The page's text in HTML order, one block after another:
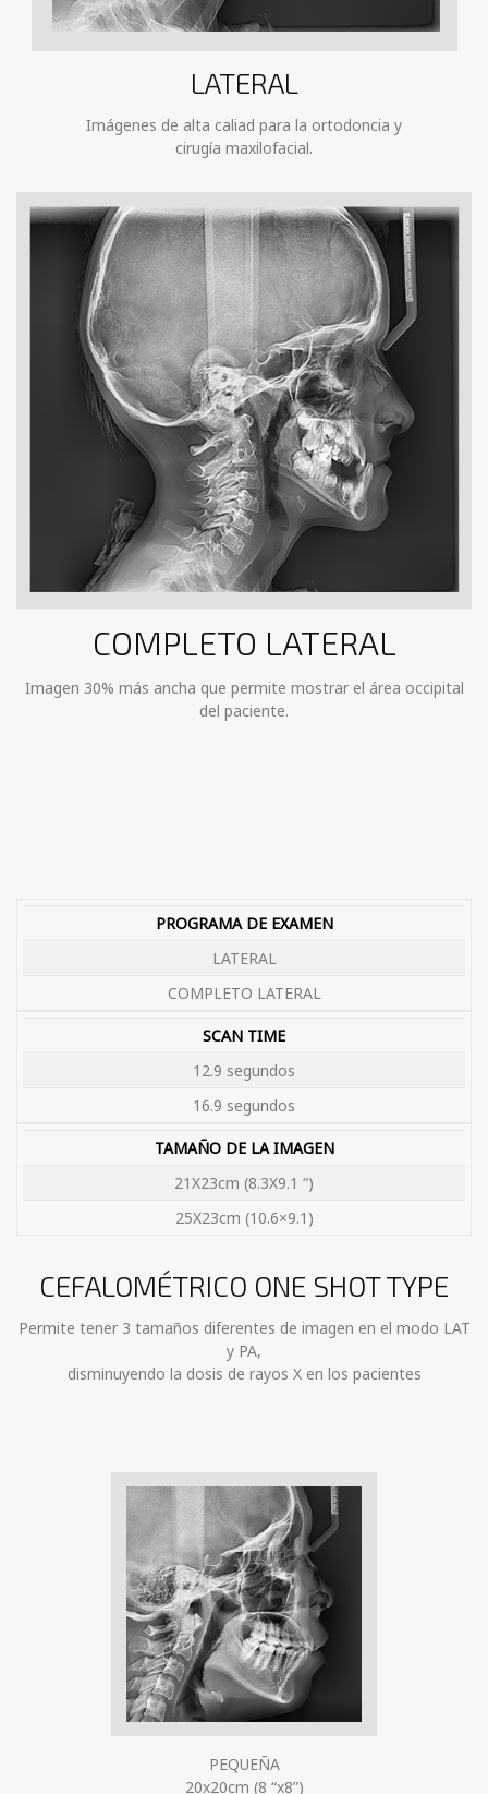
LATERAL
Imágenes de alta caliad para la ortodoncia y
cirugía maxilofacial.
COMPLETO LATERAL
Imagen 30% más ancha que permite mostrar el área occipital
del paciente.
PROGRAMA DE EXAMEN
LATERAL
COMPLETO LATERAL
SCAN TIME
12.9 segundos
16.9 segundos
TAMAÑO DE LA IMAGEN
21X23cm (8.3X9.1 “)
25X23cm (10.6×9.1)
CEFALOMÉTRICO ONE SHOT TYPE
Permite tener 3 tamaños diferentes de imagen en el modo LAT
y PA,
disminuyendo la dosis de rayos X en los pacientes
PEQUEÑA
20x20cm (8 “x8”)